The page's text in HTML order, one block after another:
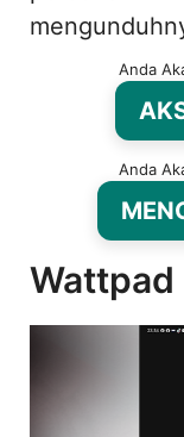
Anda
Anda
Wattpad